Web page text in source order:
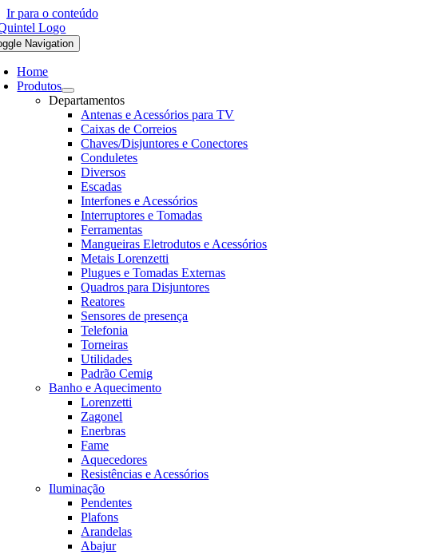
Ir para o conteúdo
Navigation
Home
Produtos
Departamentos
Antenas e Acessórios para TV
Caixas de Correios
Chaves/Disjuntores e Conectores
Conduletes
Diversos
Escadas
Interfones e Acessórios
Interruptores e Tomadas
Ferramentas
Mangueiras Eletrodutos e Acessórios
Metais Lorenzetti
Plugues e Tomadas Externas
Quadros para Disjuntores
Reatores
Sensores de presença
Telefonia
Torneiras
Utilidades
Padrão Cemig
Banho e Aquecimento
Lorenzetti
Zagonel
Enerbras
Fame
Aquecedores
Resistências e Acessórios
Iluminação
Pendentes
Plafons
Arandelas
Abajur